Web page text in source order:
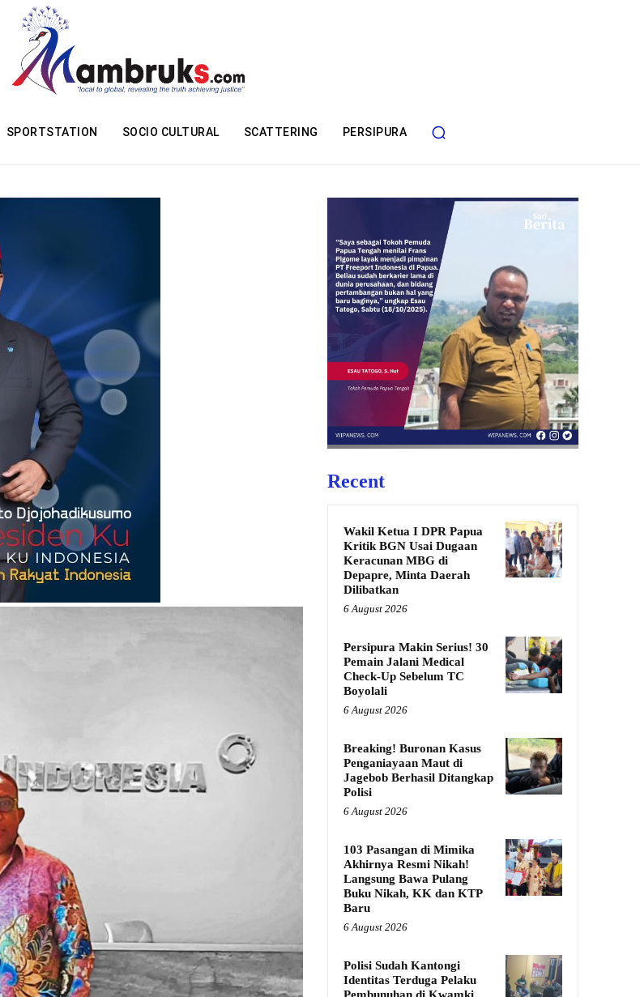
SPORTSTATION SOCIO CULTURAL SCATTERING PERSIPURA
Recent
Wakil Ketua I DPR Papua
Kritik BGN Usai Dugaan
Keracunan MBG di
Depapre, Minta Daerah
Dilibatkan
6 August 2026
Persipura Makin Serius! 30
Pemain Jalani Medical
Check-Up Sebelum TC
Boyolali
6 August 2026
Breaking! Buronan Kasus
Penganiayaan Maut di
Jagebob Berhasil Ditangkap
Polisi
6 August 2026
103 Pasangan di Mimika
Akhirnya Resmi Nikah!
Langsung Bawa Pulang
Buku Nikah, KK dan KTP
Baru
6 August 2026
Polisi Sudah Kantongi
Identitas Terduga Pelaku